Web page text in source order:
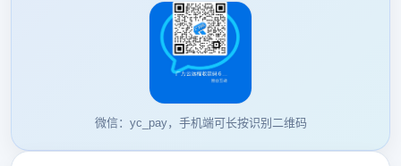
微信：yc_pay，手机端可长按识别二维码